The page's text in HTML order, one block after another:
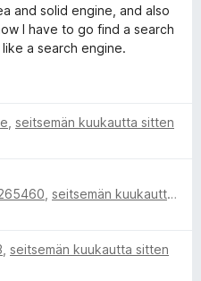
and solid engine, and also
I have to go find a search
a search engine.
seitsemän kuukautta sitten
seitsemän kuukautta sitten
seitsemän kuukautta sitten